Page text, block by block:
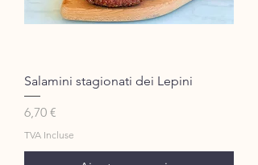
Salamini stagionati dei Lepini
Prix
6,70 €
TVA Incluse